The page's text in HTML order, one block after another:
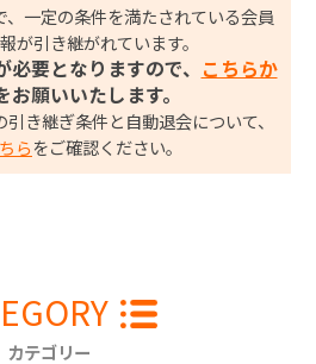
、一定の条件を満たされている会員
が引き継がれています。
要となりますので、
こちらか
お願いいたします。
き継ぎ条件と自動退会について、
ら をご確認ください。
カテゴリー